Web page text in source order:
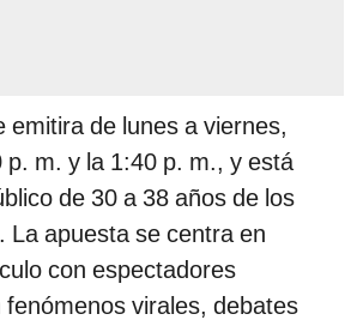
emitira de lunes a viernes,
p. m. y la 1:40 p. m., y está
de 30 a 38 años de los
La apuesta se centra en
con espectadores
fenómenos virales, debates